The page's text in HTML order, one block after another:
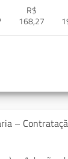
R$
168,27
–